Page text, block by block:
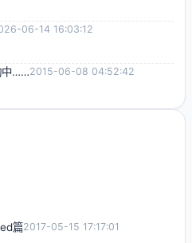
06-14 16:03:12
中……2015-06-08 04:52:42
篇2017-05-15 17:17:01